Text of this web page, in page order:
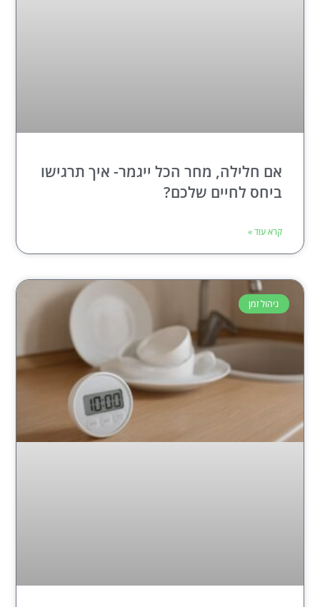
אם חלילה, מחר הכל ייגמר- איך תרגישו
ביחס לחיים שלכם?
קרא עוד »
ניהול זמן